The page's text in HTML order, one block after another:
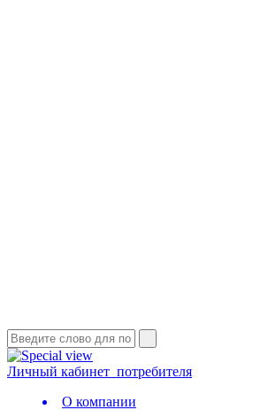
Личный кабинет потребителя
О компании